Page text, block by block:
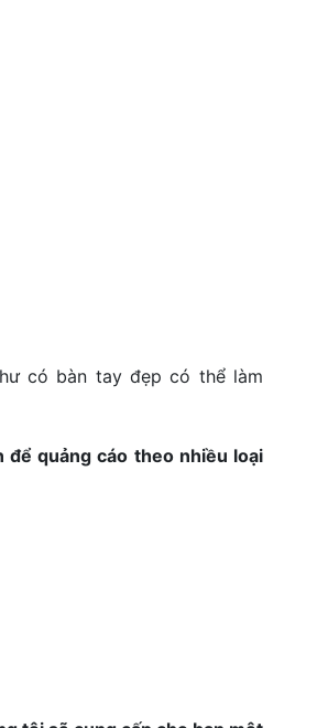
có bàn tay đẹp có thể làm
quảng cáo theo nhiều loại